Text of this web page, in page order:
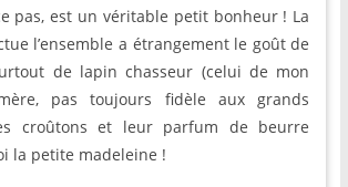
pas, est un véritable petit bonheur ! La
l’ensemble a étrangement le goût de
de lapin chasseur (celui de mon
pas toujours fidèle aux grands
croûtons et leur parfum de beurre
la petite madeleine !